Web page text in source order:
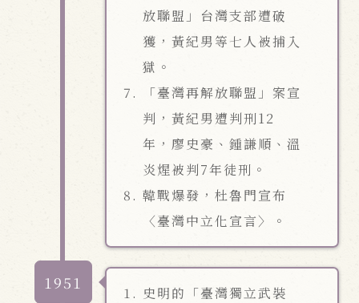
放聯盟」台灣支部遭破
獲，黃紀男等七人被捕入
獄。
「臺灣再解放聯盟」案宣
判，黃紀男遭判刑12
年，廖史豪、鍾謙順、溫
炎煋被判7年徒刑。
韓戰爆發，杜魯門宣布
〈臺灣中立化宣言〉。
1951
史明的「臺灣獨立武裝